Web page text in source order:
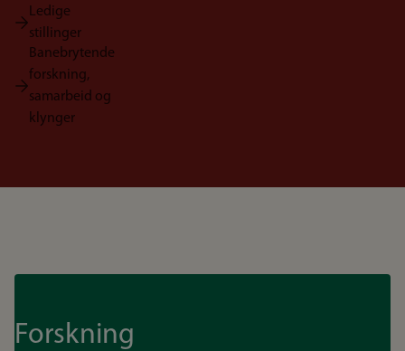
Ledige
stillinger
Banebrytende
forskning,
samarbeid og
klynger
Forskning